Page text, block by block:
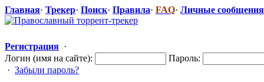
Главная· Трекер· Поиск· Правила· FAQ· Личные сообщения
Регистрация ·
Логин (имя на сайте):
Пароль:
· Забыли пароль?